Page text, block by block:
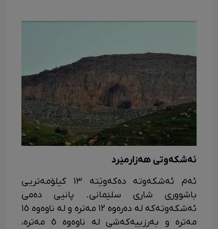
ئەشکەوتی هەزارمێرد
ئەم ئەشکەوتە دەکەوێتە ١٣ کیلۆمەتریی
باشووری شاری سلێمانی. پانیی دەمی
ئەشکەوتەکە لە دەرەوە ١٢ مەترە و لە ناوەوە ١٥
مەترە و بەرزییەکەشی لە ناوەوە ٥ مەترە،